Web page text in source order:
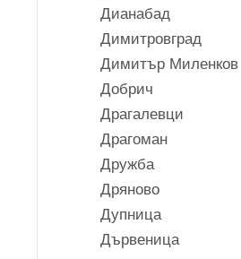
Дианабад
Димитровград
Димитър Миленков
Добрич
Драгалевци
Драгоман
Дружба
Дряново
Дупница
Дървеница